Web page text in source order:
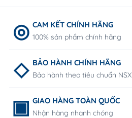
CAM KẾT CHÍNH HÃNG
100% sản phẩm chính hãng
BẢO HÀNH CHÍNH HÃNG
Bảo hành theo tiêu chuẩn NSX
GIAO HÀNG TOÀN QUỐC
Nhận hàng nhanh chóng